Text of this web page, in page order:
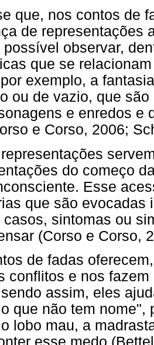
que, nos contos de
de representações
possível observar,
que se
exemplo, a
ou de vazio, que
e enredos e
e Corso, 2006;
do começo
Esse
que são evocadas
casos, sintomas ou
(Corso e Corso,
de fadas
conflitos e nos
assim, eles
que não tem nome",
lobo mau, a
esse medo